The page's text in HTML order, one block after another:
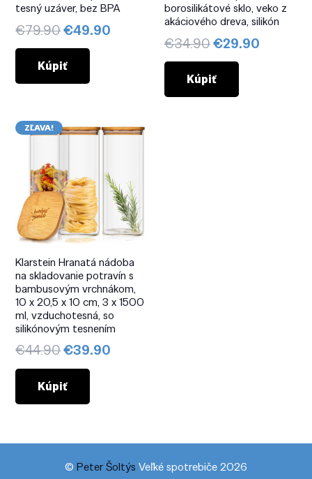
tesný uzáver, bez BPA
€79.90Pôvodná
cena
bola:
€79.90.
€49.90 Aktuálna
Kúpiť
borosilikátové sklo, veko z
akáciového dreva, silikón
€34.90Pôvodná
cena
bola:
€34.90.
€29.90
Kúpiť
ZĽAVA!
Klarstein Hranatá nádoba
na skladovanie potravín s
bambusovým vrchnákom,
10 x 20,5 x 10 cm, 3 x 1500
ml, vzduchotesná, so
silikónovým tesnením
€44.90Pôvodná
cena
bola:
€44.90.
€39.90
Kúpiť
© Peter Šoltýs Veľké spotrebiče 2026